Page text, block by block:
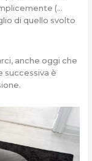
(…
di quello svolto
anche oggi che
successiva è